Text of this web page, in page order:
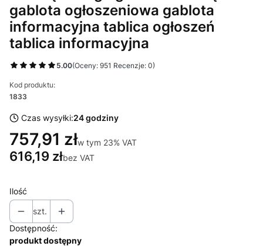
gablota ogłoszeniowa gablota
informacyjna tablica ogłoszeń
tablica informacyjna
5.00(Oceny: 951 Recenzje: 0)
Kod produktu:
1833
Czas wysyłki:24 godziny
757,91 złw tym 23% VAT
w tym 23% VAT
616,19 złbez VAT
Ilość
szt.
Dostępność:
produkt dostępny